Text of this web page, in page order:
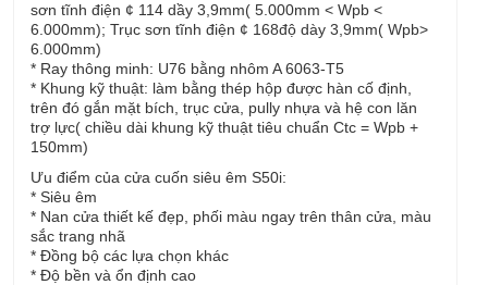
sơn tĩnh điện ¢ 114 dầy 3,9mm( 5.000mm < Wpb <
6.000mm); Trục sơn tĩnh điện ¢ 168độ dày 3,9mm( Wpb>
6.000mm)
* Ray thông minh: U76 bằng nhôm A 6063-T5
* Khung kỹ thuật: làm bằng thép hộp được hàn cố định,
trên đó gắn mặt bích, trục cửa, pully nhựa và hệ con lăn
trợ lực( chiều dài khung kỹ thuật tiêu chuẩn Ctc = Wpb +
150mm)
Ưu điểm của cửa cuốn siêu êm S50i:
* Siêu êm
* Nan cửa thiết kế đẹp, phối màu ngay trên thân cửa, màu
sắc trang nhã
* Đồng bộ các lựa chọn khác
* Độ bền và ổn định cao